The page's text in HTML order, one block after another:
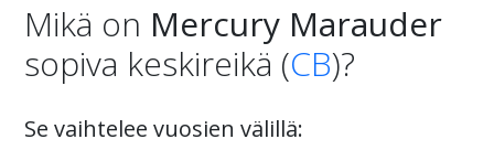
Mikä on Mercury Marauder
sopiva keskireikä (CB)?
Se vaihtelee vuosien välillä: